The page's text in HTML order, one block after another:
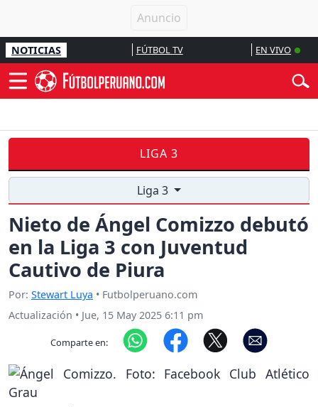
NOTICIAS FÚTBOL TV EN VIVO
LIGA 3
Liga 3
Nieto de Ángel Comizzo debutó
en la Liga 3 con Juventud
Cautivo de Piura
Por: Stewart Luya • Futbolperuano.com
Actualización • Jue, 15 May 2025 6:11 pm
Comparte en: